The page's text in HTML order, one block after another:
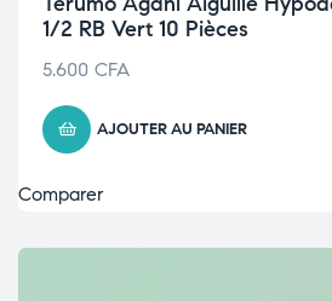
1/2 RB Vert 10 Pièces
5.600 CFA
AJOUTER AU PANIER
Comparer